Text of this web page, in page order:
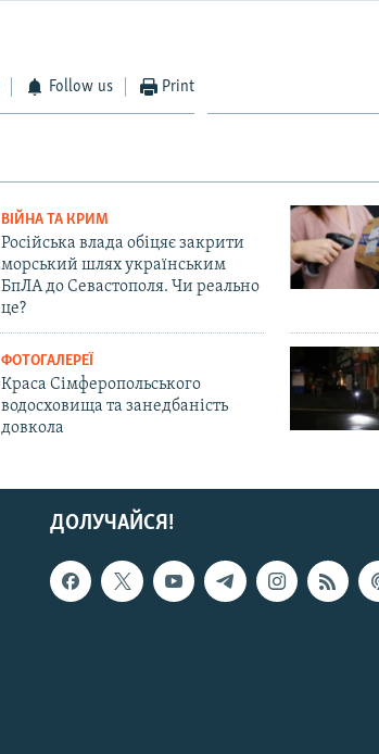
Follow us Print
ВІЙНА ТА КРИМ
Російська влада обіцяє закрити
морський шлях українським
БпЛА до Севастополя. Чи реально
це?
ФОТОГАЛЕРЕЇ
Краса Сімферопольського
водосховища та занедбаність
довкола
ДОЛУЧАЙСЯ!